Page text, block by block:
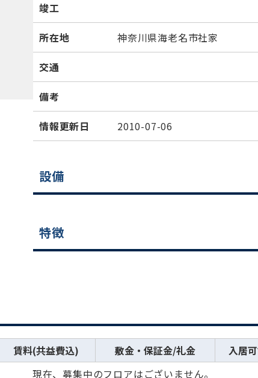
竣工
所在地 神奈川県海老名市社家
交通
備考
情報更新日 2010-07-06
設備
特徴
賃料(共益費込) 敷金・保証金/礼金
入居
現在、募集中のフロアはございません。